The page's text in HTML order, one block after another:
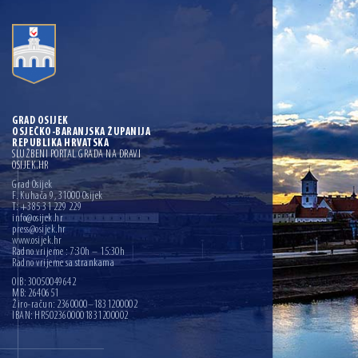
GRAD OSIJEK
OSJEČKO-BARANJSKA ŽUPANIJA
REPUBLIKA HRVATSKA
SLUŽBENI PORTAL GRADA NA DRAVI
OSIJEK.HR
Grad Osijek
F. Kuhača 9, 31000 Osijek
T: +385 31 229 229
info@osijek.hr
press@osijek.hr
www.osijek.hr
Radno vrijeme : 7:30h – 15:30h
Radno vrijeme sa strankama
OIB: 30050049642
MB: 2640651
Žiro-račun: 2360000–1831200002
IBAN: HR5023600001831200002